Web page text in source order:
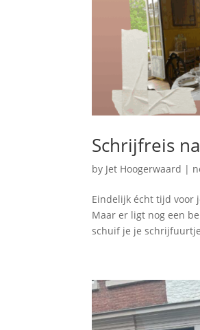
Schrijfreis
by Jet Hoogerwaard |
Eindelijk écht tijd voor
Maar er ligt nog een
schuif je je